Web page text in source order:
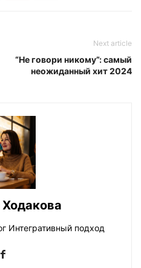
Next article
“Не говори никому”: самый
неожиданный хит 2024
Ходакова
Интегративный подход